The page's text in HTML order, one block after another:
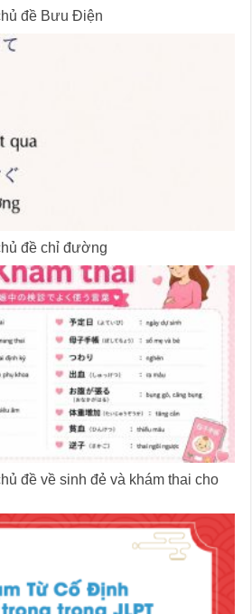
đề Bưu Điện
đề chỉ đường
đề về sinh đẻ và khám thai cho